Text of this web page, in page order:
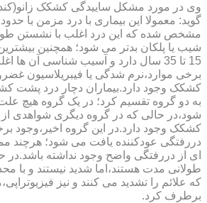
وی در مورد مشکل ساییدگی کشکک
گوید: معمولا این بیماری با درد مزمن با
مشخص شده که این درد اغلب با نشستن
شیب یا پلکان بدتر می شود؛ همچنین
15 تا 35 سال دارد و آسیب شناسی آن
برخی موارد،نرم شدگی یا فیبریلاسیون
کشکک وجود دارد.بیماران دچار درد پشت
به دو گروه تقسیم کرد؛ در یک گروه هیچ
شود،در حالی که در گروه دیگری شواهدی از
کشکک وجود دارد.در این گروه اخیر،وجود
دررفتگی عودکننده یافت می شود؛ هرچند
ای از دررفتگی واضح وجود نداشته باشد.در
طولانی مدت هستند،اما شدید نیستند و با
که علائم را تشدید می کنند و نیز
برطرف کرد.